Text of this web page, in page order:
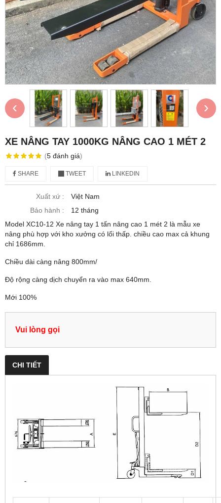
‹ ›
XE NÂNG TAY 1000KG NÂNG CAO 1 MÉT 2
(5 đánh giá)
SHARE TWEET LINKEDIN
Xuất xứ :
Việt Nam
Bảo hành :
12 tháng
Model XC10-12 Xe nâng tay 1 tấn nâng cao 1 mét 2 là mẫu xe
nâng phù hợp với kho xưởng có lối thấp. chiều cao max cả khung
chỉ 1686mm.
Chiều dài càng nâng 800mm/
Độ rộng càng dịch chuyển ra vào max 640mm.
Mới 100%
Vui lòng gọi
CHI TIẾT